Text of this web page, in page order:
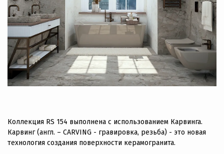
Коллекция RS 154 выполнена с использованием Карвинга.
Карвинг (англ. – CARVING - гравировка, резьба) - это новая
технология создания поверхности керамогранита.